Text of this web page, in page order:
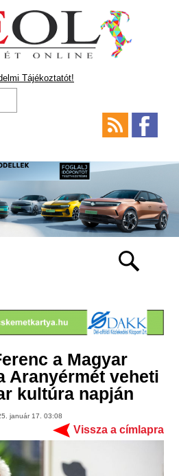
Tájékoztatót!
a Magyar
Aranyérmét veheti
kultúra napján
január 17. 03:08
Vissza a címlapra